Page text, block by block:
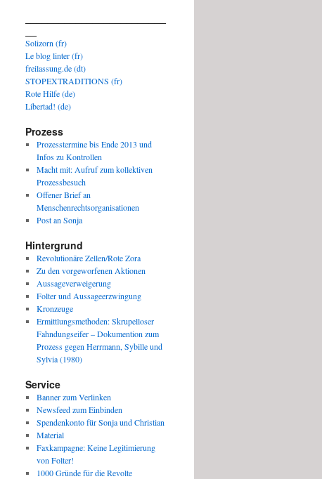
Solizorn (fr)
Le blog linter (fr)
freilassung.de (dt)
STOPEXTRADITIONS (fr)
Rote Hilfe (de)
Libertad! (de)
Prozess
Prozesstermine bis Ende 2013 und
Infos zu Kontrollen
Macht mit: Aufruf zum kollektiven
Prozessbesuch
Offener Brief an
Menschenrechtsorganisationen
Post an Sonja
Hintergrund
Revolutionäre Zellen/Rote Zora
Zu den vorgeworfenen Aktionen
Aussageverweigerung
Folter und Aussageerzwingung
Kronzeuge
Ermittlungsmethoden: Skrupelloser
Fahndungseifer – Dokumention zum
Prozess gegen Herrmann, Sybille und
Sylvia (1980)
Service
Banner zum Verlinken
Newsfeed zum Einbinden
Spendenkonto für Sonja und Christian
Material
Faxkampagne: Keine Legitimierung
von Folter!
1000 Gründe für die Revolte